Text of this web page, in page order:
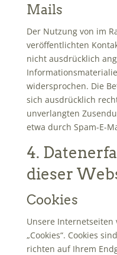
Mails
Der Nutzung von im
veröffentlichten
nicht ausdrücklich
widersprochen. Die
sich ausdrücklich
unverlangten
etwa durch Spam-E-
4.
dieser
Cookies
Unsere Internetseiten
„Cookies“. Cookies
richten auf Ihrem